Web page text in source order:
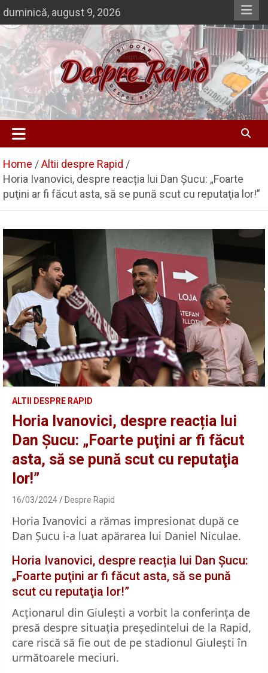
Skip
to
content
duminică, august 9, 2026
Despre Rapid
Si doar … despre Rapid
Home
Altii despre Rapid
Horia Ivanovici, despre reacția lui Dan Șucu: „Foarte
puţini ar fi făcut asta, să se pună scut cu reputaţia lor!”
ALTII DESPRE RAPID
Horia Ivanovici, despre reacția lui
Dan Șucu: „Foarte puţini ar fi făcut
asta, să se pună scut cu reputaţia
lor!”
16/03/2024 Despre Rapid
Horia Ivanovici a rămas impresionat după ce
Dan Șucu i-a luat apărarea lui Daniel Niculae.
Horia Ivanovici, despre reacția lui Dan Șucu:
„Foarte puţini ar fi făcut asta, să se pună
scut cu reputaţia lor!”
Acționarul din Giulești a vorbit la conferința de
presă despre situația președintelui de la Rapid,
care riscă să fie out de pe stadionul Giulești în
următoarele meciuri.